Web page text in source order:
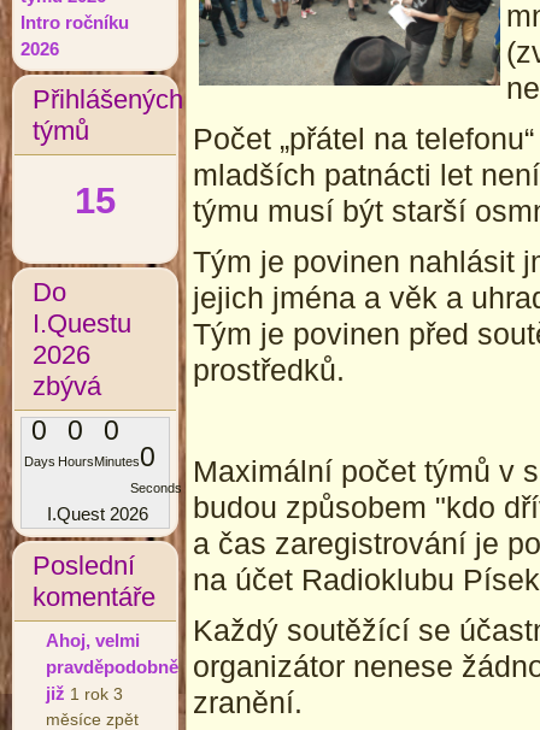
Intro ročníku
2026
Přihlášených
týmů
15
Do
I.Questu
2026
zbývá
0
Days
0
Hours
0
Minutes0
Seconds
I.Quest 2026
Poslední
komentáře
Ahoj, velmi
pravděpodobně
již 1 rok 3
měsíce zpět
Počet „přátel na
mladších patnácti let
týmu musí být starší
Tým je povinen nahlásit
jejich jména a věk a
Tým je povinen před
prostředků.
Maximální počet týmů v
budou způsobem "kdo
a čas zaregistrování je
na účet Radioklubu
Každý soutěžící se
organizátor nenese
zranění.